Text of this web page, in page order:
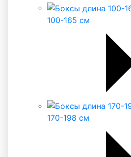
100-165 см
170-198 см